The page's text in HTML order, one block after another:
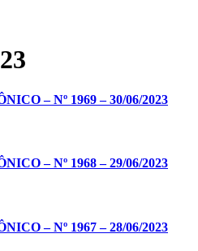
– Nº 1969 – 30/06/2023
– Nº 1968 – 29/06/2023
– Nº 1967 – 28/06/2023